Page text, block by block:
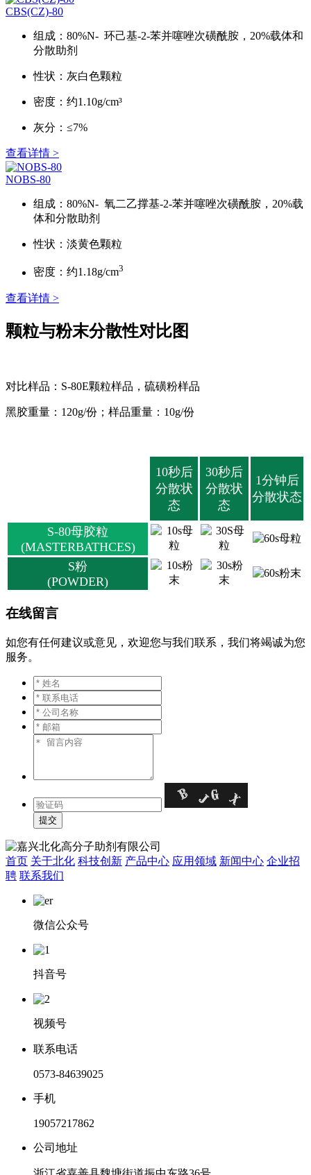
CBS(CZ)-80
组成：80%N- 环己基-2-苯并噻唑次磺酰胺，20%载体和
分散助剂
性状：灰白色颗粒
密度：约1.10g/cm³
灰分：≤7%
查看详情 >
NOBS-80
组成：80%N- 氧二乙撑基-2-苯并噻唑次磺酰胺，20%载
体和分散助剂
性状：淡黄色颗粒
密度：约1.18g/cm3
查看详情 >
颗粒与粉末分散性对比图
对比样品：S-80E颗粒样品，硫磺粉样品
黑胶重量：120g/份；样品重量：10g/份
10秒后
分散状
态
30秒后
分散状
态
1分钟后
分散状态
S-80母胶粒
(MASTERBATHCES)
S粉
(POWDER)
在线留言
如您有任何建议或意见，欢迎您与我们联系，我们将竭诚为您
服务。
首页 关于北化 科技创新 产品中心 应用领域 新闻中心 企业招
聘 联系我们
微信公众号
抖音号
视频号
联系电话
0573-84639025
手机
19057217862
公司地址